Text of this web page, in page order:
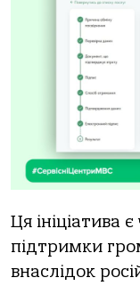
Ця ініціатива
підтримки
внаслідок